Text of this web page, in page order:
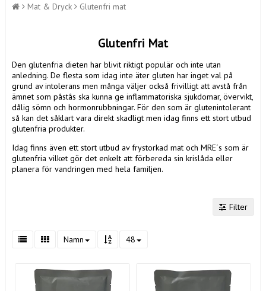
Mat & Dryck Glutenfri mat
Glutenfri Mat
Den glutenfria dieten har blivit riktigt populär och inte utan
anledning. De flesta som idag inte äter gluten har inget val på
grund av intolerans men många väljer också frivilligt att avstå från
ämnet som påstås ska kunna ge inflammatoriska sjukdomar, övervikt,
dålig sömn och hormonrubbningar. För den som är glutenintolerant
så kan det såklart vara direkt skadligt men idag finns ett stort utbud
glutenfria produkter.
Idag finns även ett stort utbud av frystorkad mat och MRE´s som är
glutenfria vilket gör det enkelt att förbereda sin krislåda eller
planera för vandringen med hela familjen.
Filter
Namn 48